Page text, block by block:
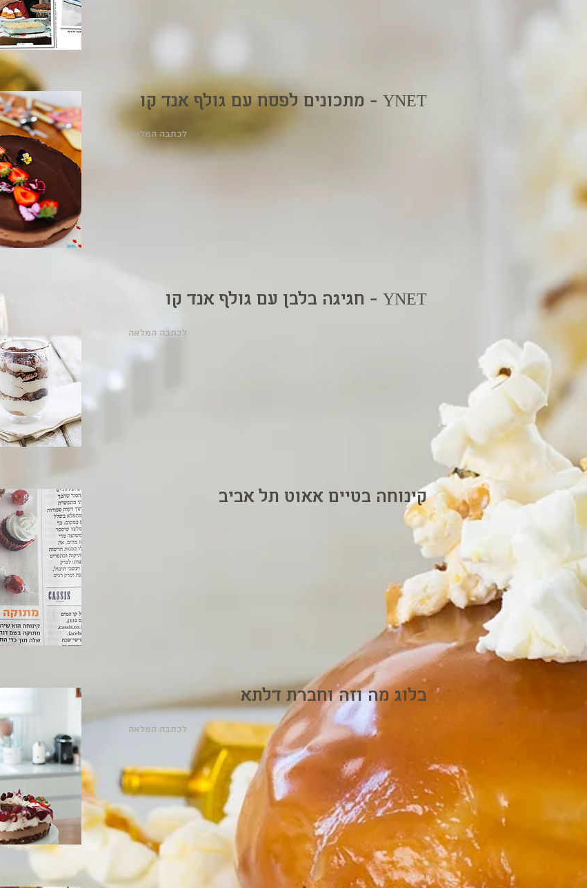
מתכונים לפסח עם גולף אנד קו - YNET
לכתבה המלאה
חגיגה בלבן עם גולף אנד קו - YNET
לכתבה המלאה
קינוחה בטיים אאוט תל אביב
בלוג מה וזה וחברת דלתא
לכתבה המלאה